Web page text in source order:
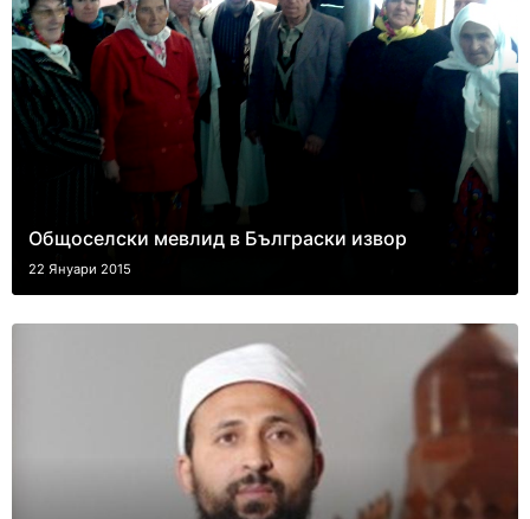
Общоселски мевлид в Бълграски извор
22 Януари 2015